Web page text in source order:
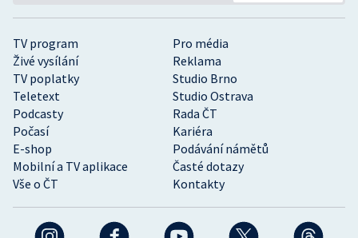
TV program
Pro média
Živé vysílání
Reklama
TV poplatky
Studio Brno
Teletext
Studio Ostrava
Podcasty
Rada ČT
Počasí
Kariéra
E-shop
Podávání námětů
Mobilní a TV aplikace
Časté dotazy
Vše o ČT
Kontakty